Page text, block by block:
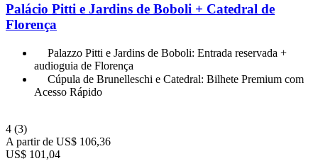
Palácio Pitti e Jardins de Boboli + Catedral de
Florença
Palazzo Pitti e Jardins de Boboli: Entrada reservada +
audioguia de Florença
Cúpula de Brunelleschi e Catedral: Bilhete Premium com
Acesso Rápido
4 (3)
A partir de US$ 106,36
US$ 101,04